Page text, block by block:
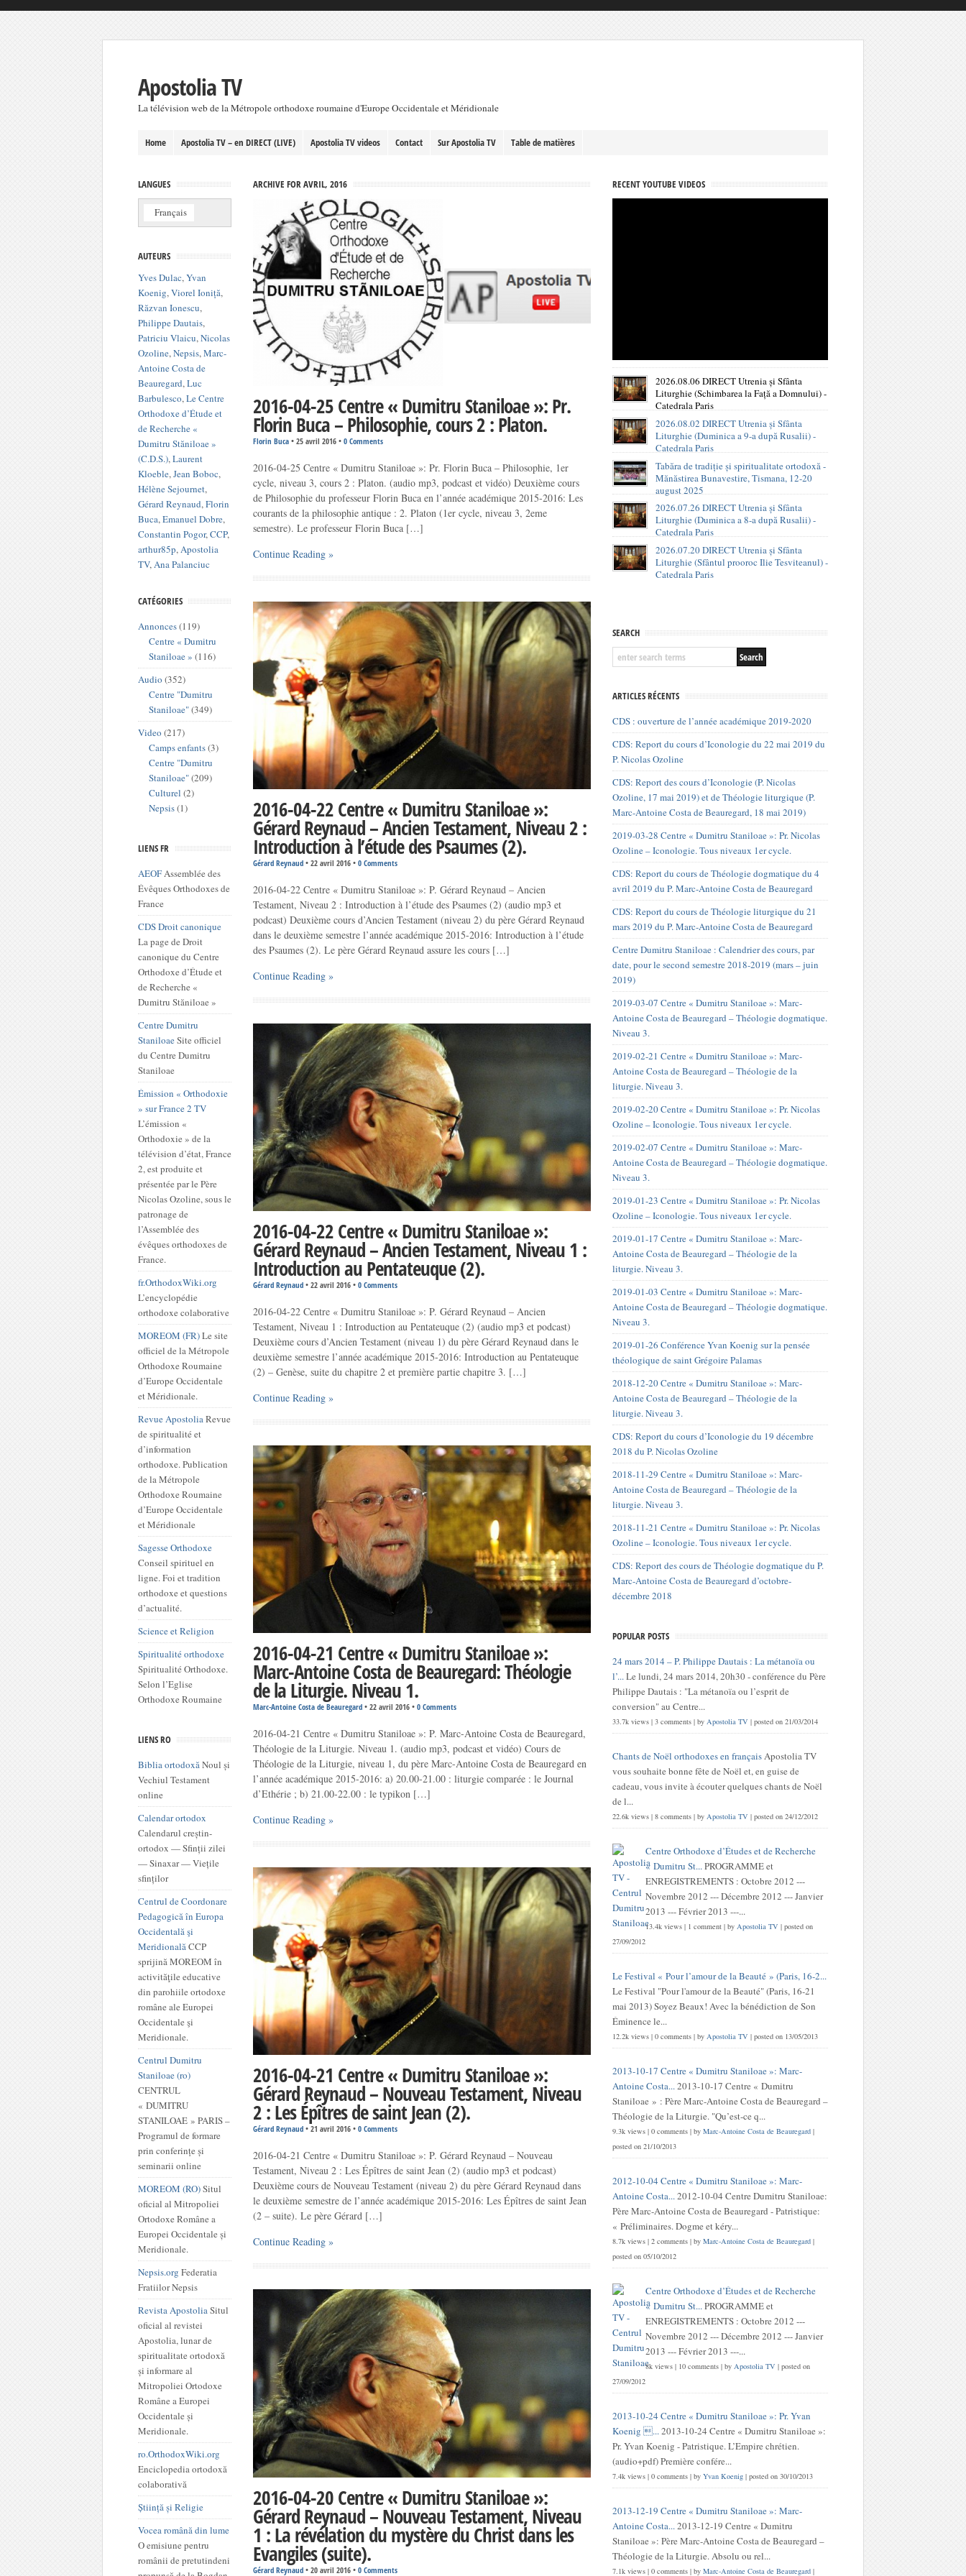
Apostolia TV
La télévision web de la Métropole orthodoxe roumaine d'Europe Occidentale et Méridionale
Home Apostolia TV – en DIRECT (LIVE) Apostolia TV videos Contact Sur Apostolia TV Table de matières
ARCHIVE FOR AVRIL, 2016
2016-04-25 Centre « Dumitru Staniloae »: Pr.
Florin Buca – Philosophie, cours 2 : Platon.
Florin Buca •25 avril 2016 •0 Comments
2016-04-25 Centre « Dumitru Staniloae »: Pr. Florin Buca – Philosophie, 1er
cycle, niveau 3, cours 2 : Platon. (audio mp3, podcast et vidéo) Deuxième cours
de Philosophie du professeur Florin Buca en l’année académique 2015-2016: Les
courants de la philosophie antique : 2. Platon (1er cycle, niveau 3, 2eme
semestre). Le professeur Florin Buca […]
Continue Reading »
2016-04-22 Centre « Dumitru Staniloae »:
Gérard Reynaud – Ancien Testament, Niveau 2 :
Introduction à l’étude des Psaumes (2).
Gérard Reynaud •22 avril 2016 •0 Comments
2016-04-22 Centre « Dumitru Staniloae »: P. Gérard Reynaud – Ancien
Testament, Niveau 2 : Introduction à l’étude des Psaumes (2) (audio mp3 et
podcast) Deuxième cours d’Ancien Testament (niveau 2) du père Gérard Reynaud
dans le deuxième semestre l’année académique 2015-2016: Introduction à l’étude
des Psaumes (2). Le père Gérard Reynaud assure les cours […]
Continue Reading »
2016-04-22 Centre « Dumitru Staniloae »:
Gérard Reynaud – Ancien Testament, Niveau 1 :
Introduction au Pentateuque (2).
Gérard Reynaud •22 avril 2016 •0 Comments
2016-04-22 Centre « Dumitru Staniloae »: P. Gérard Reynaud – Ancien
Testament, Niveau 1 : Introduction au Pentateuque (2) (audio mp3 et podcast)
Deuxième cours d’Ancien Testament (niveau 1) du père Gérard Reynaud dans le
deuxième semestre l’année académique 2015-2016: Introduction au Pentateuque
(2) – Genèse, suite du chapitre 2 et première partie chapitre 3. […]
Continue Reading »
2016-04-21 Centre « Dumitru Staniloae »:
Marc-Antoine Costa de Beauregard: Théologie
de la Liturgie. Niveau 1.
Marc-Antoine Costa de Beauregard •22 avril 2016 •0 Comments
2016-04-21 Centre « Dumitru Staniloae »: P. Marc-Antoine Costa de Beauregard,
Théologie de la Liturgie. Niveau 1. (audio mp3, podcast et vidéo) Cours de
Théologie de la Liturgie, niveau 1, du père Marc-Antoine Costa de Beauregard en
l’année académique 2015-2016: a) 20.00-21.00 : liturgie comparée : le Journal
d’Ethérie ; b) 21.00-22.00 : le typikon […]
Continue Reading »
2016-04-21 Centre « Dumitru Staniloae »:
Gérard Reynaud – Nouveau Testament, Niveau
2 : Les Épîtres de saint Jean (2).
Gérard Reynaud •21 avril 2016 •0 Comments
2016-04-21 Centre « Dumitru Staniloae »: P. Gérard Reynaud – Nouveau
Testament, Niveau 2 : Les Épîtres de saint Jean (2) (audio mp3 et podcast)
Deuxième cours de Nouveau Testament (niveau 2) du père Gérard Reynaud dans
le deuxième semestre de l’année académique 2015-2016: Les Épîtres de saint Jean
(2 – suite). Le père Gérard […]
Continue Reading »
2016-04-20 Centre « Dumitru Staniloae »:
Gérard Reynaud – Nouveau Testament, Niveau
1 : La révélation du mystère du Christ dans les
Evangiles (suite).
Gérard Reynaud •20 avril 2016 •0 Comments
LANGUES
Français
AUTEURS
Yves Dulac,Yvan
Koenig,Viorel Ioniță,
Răzvan Ionescu,
Philippe Dautais,
Patriciu Vlaicu,Nicolas
Ozoline,Nepsis,Marc-
Antoine Costa de
Beauregard,Luc
Barbulesco,Le Centre
Orthodoxe d’Étude et
de Recherche «
Dumitru Stăniloae »
(C.D.S.),Laurent
Kloeble,Jean Boboc,
Hélène Sejournet,
Gérard Reynaud,Florin
Buca,Emanuel Dobre,
Constantin Pogor,CCP,
arthur85p,Apostolia
TV,Ana Palanciuc
CATÉGORIES
Annonces(119)
Centre « Dumitru
Staniloae » (116)
Audio (352)
Centre "Dumitru
Staniloae"(349)
Video (217)
Camps enfants(3)
Centre "Dumitru
Staniloae"(209)
Culturel (2)
Nepsis(1)
LIENS FR
AEOFAssemblée des
Évêques Orthodoxes de
France
CDS Droit canonique
La page de Droit
canonique du Centre
Orthodoxe d’Étude et
de Recherche «
Dumitru Stăniloae »
Centre Dumitru
StaniloaeSite officiel
du Centre Dumitru
Staniloae
Émission « Orthodoxie
» sur France 2 TV
L’émission «
Orthodoxie » de la
télévision d’état, France
2, est produite et
présentée par le Père
Nicolas Ozoline, sous le
patronage de
l’Assemblée des
évêques orthodoxes de
France.
fr.OrthodoxWiki.org
L’encyclopédie
orthodoxe colaborative
MOREOM (FR)Le site
officiel de la Métropole
Orthodoxe Roumaine
d’Europe Occidentale
et Méridionale.
Revue ApostoliaRevue
de spiritualité et
d’information
orthodoxe. Publication
de la Métropole
Orthodoxe Roumaine
d’Europe Occidentale
et Méridionale
Sagesse Orthodoxe
Conseil spirituel en
ligne. Foi et tradition
orthodoxe et questions
d’actualité.
Science et Religion
Spiritualité orthodoxe
Spiritualité Orthodoxe.
Selon l’Eglise
Orthodoxe Roumaine
LIENS RO
Biblia ortodoxăNoul și
Vechiul Testament
online
Calendar ortodox
Calendarul creștin-
ortodox — Sfinții zilei
— Sinaxar — Viețile
sfinților
Centrul de Coordonare
Pedagogică în Europa
Occidentală şi
MeridionalăCCP
sprijină MOREOM în
activităţile educative
din parohiile ortodoxe
române ale Europei
Occidentale şi
Meridionale.
Centrul Dumitru
Staniloae (ro)
CENTRUL
« DUMITRU
STANILOAE » PARIS –
Programul de formare
prin conferințe și
seminarii online
MOREOM (RO)Situl
oficial al Mitropoliei
Ortodoxe Române a
Europei Occidentale și
Meridionale.
Nepsis.org Federatia
Fratiilor Nepsis
Revista ApostoliaSitul
oficial al revistei
Apostolia, lunar de
spiritualitate ortodoxă
și informare al
Mitropoliei Ortodoxe
Române a Europei
Occidentale și
Meridionale.
ro.OrthodoxWiki.org
Enciclopedia ortodoxă
colaborativă
Știință și Religie
Vocea română din lume
O emisiune pentru
românii de pretutindeni
RECENT YOUTUBE VIDEOS
2026.08.06 DIRECT Utrenia și Sfânta
Liturghie (Schimbarea la Față a Domnului) -
Catedrala Paris
2026.08.02 DIRECT Utrenia și Sfânta
Liturghie (Duminica a 9-a după Rusalii) -
Catedrala Paris
Tabăra de tradiție și spiritualitate ortodoxă -
Mănăstirea Bunavestire, Tismana, 12-20
august 2025
2026.07.26 DIRECT Utrenia și Sfânta
Liturghie (Duminica a 8-a după Rusalii) -
Catedrala Paris
2026.07.20 DIRECT Utrenia și Sfânta
Liturghie (Sfântul prooroc Ilie Tesviteanul) -
Catedrala Paris
SEARCH
ARTICLES RÉCENTS
CDS : ouverture de l’année académique 2019-2020
CDS: Report du cours d’Iconologie du 22 mai 2019 du
P. Nicolas Ozoline
CDS: Report des cours d’Iconologie (P. Nicolas
Ozoline, 17 mai 2019) et de Théologie liturgique (P.
Marc-Antoine Costa de Beauregard, 18 mai 2019)
2019-03-28 Centre « Dumitru Staniloae »: Pr. Nicolas
Ozoline – Iconologie. Tous niveaux 1er cycle.
CDS: Report du cours de Théologie dogmatique du 4
avril 2019 du P. Marc-Antoine Costa de Beauregard
CDS: Report du cours de Théologie liturgique du 21
mars 2019 du P. Marc-Antoine Costa de Beauregard
Centre Dumitru Staniloae : Calendrier des cours, par
date, pour le second semestre 2018-2019 (mars – juin
2019)
2019-03-07 Centre « Dumitru Staniloae »: Marc-
Antoine Costa de Beauregard – Théologie dogmatique.
Niveau 3.
2019-02-21 Centre « Dumitru Staniloae »: Marc-
Antoine Costa de Beauregard – Théologie de la
liturgie. Niveau 3.
2019-02-20 Centre « Dumitru Staniloae »: Pr. Nicolas
Ozoline – Iconologie. Tous niveaux 1er cycle.
2019-02-07 Centre « Dumitru Staniloae »: Marc-
Antoine Costa de Beauregard – Théologie dogmatique.
Niveau 3.
2019-01-23 Centre « Dumitru Staniloae »: Pr. Nicolas
Ozoline – Iconologie. Tous niveaux 1er cycle.
2019-01-17 Centre « Dumitru Staniloae »: Marc-
Antoine Costa de Beauregard – Théologie de la
liturgie. Niveau 3.
2019-01-03 Centre « Dumitru Staniloae »: Marc-
Antoine Costa de Beauregard – Théologie dogmatique.
Niveau 3.
2019-01-26 Conférence Yvan Koenig sur la pensée
théologique de saint Grégoire Palamas
2018-12-20 Centre « Dumitru Staniloae »: Marc-
Antoine Costa de Beauregard – Théologie de la
liturgie. Niveau 3.
CDS: Report du cours d’Iconologie du 19 décembre
2018 du P. Nicolas Ozoline
2018-11-29 Centre « Dumitru Staniloae »: Marc-
Antoine Costa de Beauregard – Théologie de la
liturgie. Niveau 3.
2018-11-21 Centre « Dumitru Staniloae »: Pr. Nicolas
Ozoline – Iconologie. Tous niveaux 1er cycle.
CDS: Report des cours de Théologie dogmatique du P.
Marc-Antoine Costa de Beauregard d’octobre-
décembre 2018
POPULAR POSTS
24 mars 2014 – P. Philippe Dautais : La métanoïa ou
l’...Le lundi, 24 mars 2014, 20h30 - conférence du Père
Philippe Dautais : "La métanoïa ou l’esprit de
conversion" au Centre...
33.7k views | 3 comments | by Apostolia TV | posted on 21/03/2014
Chants de Noël orthodoxes en françaisApostolia TV
vous souhaite bonne fête de Noël et, en guise de
cadeau, vous invite à écouter quelques chants de Noël
de l...
22.6k views | 8 comments | by Apostolia TV | posted on 24/12/2012
Centre Orthodoxe d’Études et de Recherche
« Dumitru St...PROGRAMME et
ENREGISTREMENTS : Octobre 2012 ---
Novembre 2012 --- Décembre 2012 --- Janvier
2013 --- Février 2013 ---...
13.4k views | 1 comment | by Apostolia TV | posted on
27/09/2012
Le Festival « Pour l’amour de la Beauté » (Paris, 16-2...
Le Festival "Pour l'amour de la Beauté" (Paris, 16-21
mai 2013) Soyez Beaux! Avec la bénédiction de Son
Éminence le...
12.2k views | 0 comments | by Apostolia TV | posted on 13/05/2013
2013-10-17 Centre « Dumitru Staniloae »: Marc-
Antoine Costa...2013-10-17 Centre « Dumitru
Staniloae » : Père Marc-Antoine Costa de Beauregard –
Théologie de la Liturgie. "Qu’est-ce q...
9.3k views | 0 comments | by Marc-Antoine Costa de Beauregard |
posted on 21/10/2013
2012-10-04 Centre « Dumitru Staniloae »: Marc-
Antoine Costa...2012-10-04 Centre Dumitru Staniloae:
Père Marc-Antoine Costa de Beauregard - Patristique:
« Préliminaires. Dogme et kéry...
8.7k views | 2 comments | by Marc-Antoine Costa de Beauregard |
posted on 05/10/2012
Centre Orthodoxe d’Études et de Recherche
« Dumitru St...PROGRAMME et
ENREGISTREMENTS : Octobre 2012 ---
Novembre 2012 --- Décembre 2012 --- Janvier
2013 --- Février 2013 ---...
8k views | 10 comments | by Apostolia TV | posted on
27/09/2012
2013-10-24 Centre « Dumitru Staniloae »: Pr. Yvan
Koenig ...2013-10-24 Centre « Dumitru Staniloae »:
Pr. Yvan Koenig - Patristique. L’Empire chrétien.
(audio+pdf) Première confére...
7.4k views | 0 comments | by Yvan Koenig | posted on 30/10/2013
2013-12-19 Centre « Dumitru Staniloae »: Marc-
Antoine Costa...2013-12-19 Centre « Dumitru
Staniloae »: Père Marc-Antoine Costa de Beauregard –
Théologie de la Liturgie. Absolu ou rel...
7.1k views | 0 comments | by Marc-Antoine Costa de Beauregard |